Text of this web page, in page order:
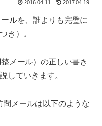
2016.04.11 2017.04.19
ルを、誰よりも完璧に
き）。
メール）の正しい書き
していきます。
問メールは以下のような